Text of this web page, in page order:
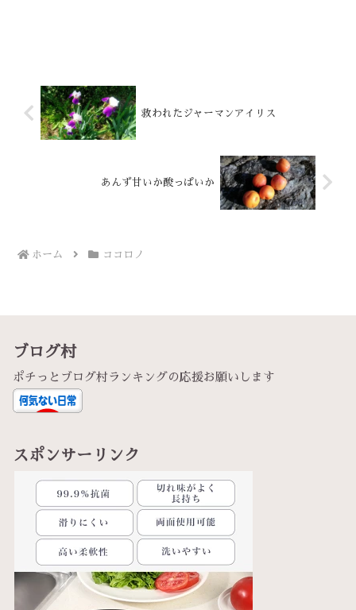
救われたジャーマンアイリス
あんず甘いか酸っぱいか
ホーム ココロノ
ブログ村
ポチっとブログ村ランキングの応援お願いします
スポンサーリンク